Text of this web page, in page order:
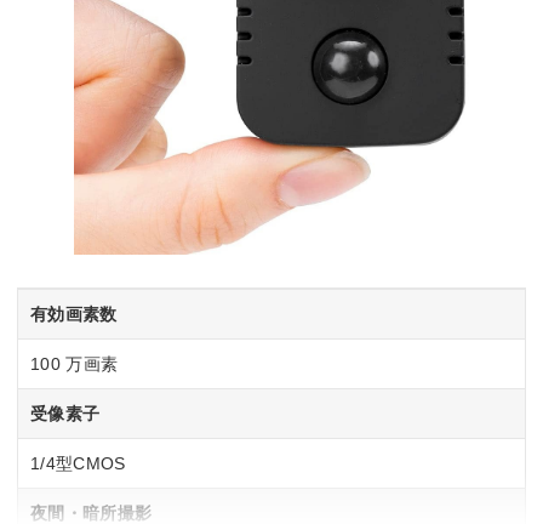
有効画素数
100 万画素
受像素子
1/4型CMOS
夜間・暗所撮影